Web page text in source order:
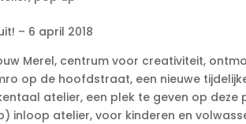
– 6 april 2018
Merel, centrum voor creativiteit,
op de hoofdstraat, een nieuwe
atelier, een plek te geven op deze
inloop atelier, voor kinderen en